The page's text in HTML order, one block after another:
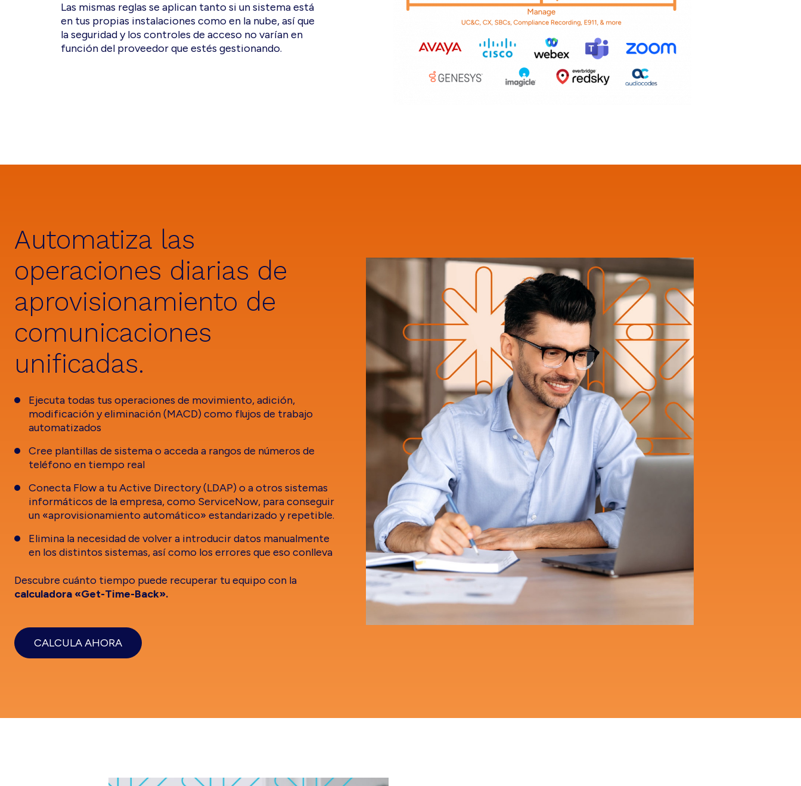
Las mismas reglas se aplican tanto si un sistema está
en tus propias instalaciones como en la nube, así que
la seguridad y los controles de acceso no varían en
función del proveedor que estés gestionando.
Automatiza las
operaciones diarias de
aprovisionamiento de
comunicaciones
unificadas.
Ejecuta todas tus operaciones de movimiento, adición,
modificación y eliminación (MACD) como flujos de trabajo
automatizados
Cree plantillas de sistema o acceda a rangos de números de
teléfono en tiempo real
Conecta Flow a tu Active Directory (LDAP) o a otros sistemas
informáticos de la empresa, como ServiceNow, para conseguir
un «aprovisionamiento automático» estandarizado y repetible.
Elimina la necesidad de volver a introducir datos manualmente
en los distintos sistemas, así como los errores que eso conlleva
Descubre cuánto tiempo puede recuperar tu equipo con la
calculadora «Get-Time-Back».
CALCULA AHORA